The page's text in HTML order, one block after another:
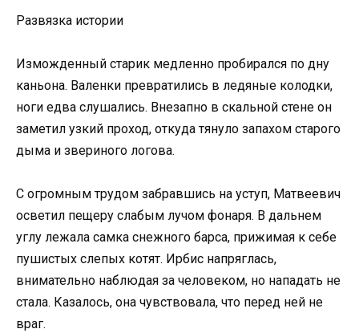
Развязка истории
Изможденный старик медленно пробирался по дну
каньона. Валенки превратились в ледяные колодки,
ноги едва слушались. Внезапно в скальной стене он
заметил узкий проход, откуда тянуло запахом старого
дыма и звериного логова.
С огромным трудом забравшись на уступ, Матвеевич
осветил пещеру слабым лучом фонаря. В дальнем
углу лежала самка снежного барса, прижимая к себе
пушистых слепых котят. Ирбис напряглась,
внимательно наблюдая за человеком, но нападать не
стала. Казалось, она чувствовала, что перед ней не
враг.